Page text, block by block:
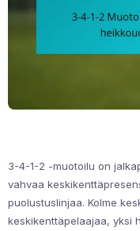
3-4-1-2 -muotoilu on
vahvaa
puolustuslinjaa. Kolme
keskikenttäpelaajaa, yksi